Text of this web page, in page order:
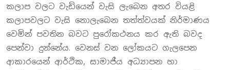
කලාප වලට වැඩියෙන් වැසි ලැබෙන අතර වියළි
කලාපවලට වැසි නොලැබෙන තත්ත්වයක් නිර්මාණය
වෙමින් පවතින බවට පුරෝකථනය කර ඇති බවද
පෙන්වා දුන්නේය. වෙනස් වන ලෝකයට ගැලපෙන
ආකාරයෙන් ආර්ථික, සාමාජීය අධ්‍යාපන හා